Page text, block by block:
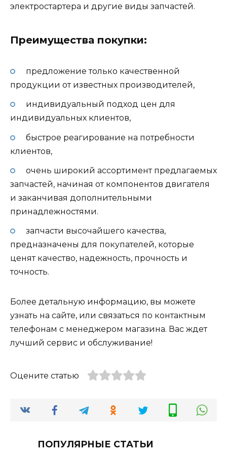
электростартера и другие виды запчастей.
Преимущества покупки:
предложение только качественной
продукции от известных производителей,
индивидуальный подход цен для
индивидуальных клиентов,
быстрое реагирование на потребности
клиентов,
очень широкий ассортимент предлагаемых
запчастей, начиная от компонентов двигателя
и заканчивая дополнительными
принадлежностями.
запчасти высочайшего качества,
предназначены для покупателей, которые
ценят качество, надежность, прочность и
точность.
Более детальную информацию, вы можете
узнать на сайте, или связаться по контактным
телефонам с менеджером магазина. Вас ждет
лучший сервис и обслуживание!
Оцените статью
ПОПУЛЯРНЫЕ СТАТЬИ